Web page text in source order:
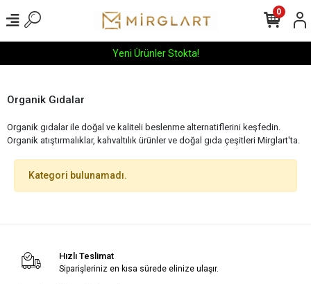
Yeni Ürünler Stokta!
0
Organik Gıdalar
Organik gıdalar ile doğal ve kaliteli beslenme alternatiflerini keşfedin.
Organik atıştırmalıklar, kahvaltılık ürünler ve doğal gıda çeşitleri Mirglart'ta.
Kategori bulunamadı.
Hızlı Teslimat
Siparişleriniz en kısa sürede elinize ulaşır.